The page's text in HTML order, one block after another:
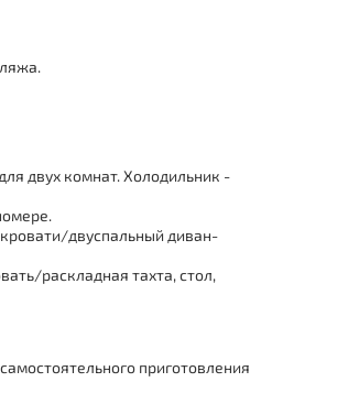
двух комнат. Холодильник -
двуспальный диван-
раскладная тахта, стол,
приготовления